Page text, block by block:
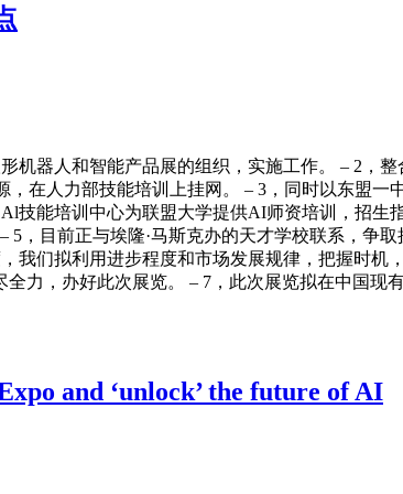
器人和智能产品展的组织，实施工作。 – 2，
在人力部技能培训上挂网。 – 3，同时以东盟
能培训中心为联盟大学提供AI师资培训，招生
，目前正与埃隆·马斯克办的天才学校联系，争
们拟利用进步程度和市场发展规律，把握时机
力，办好此次展览。 – 7，此次展览拟在中国现
and ‘unlock’ the future of AI